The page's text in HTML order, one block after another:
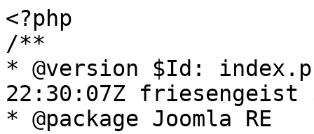
<?php
/**
* @version $Id:
22:30:07Z friesengeist
* @package Joomla RE